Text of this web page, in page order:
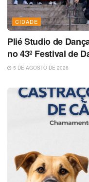
CIDADE
Plié Studio de
no 43º Festival de
5 DE AGOSTO DE 2026